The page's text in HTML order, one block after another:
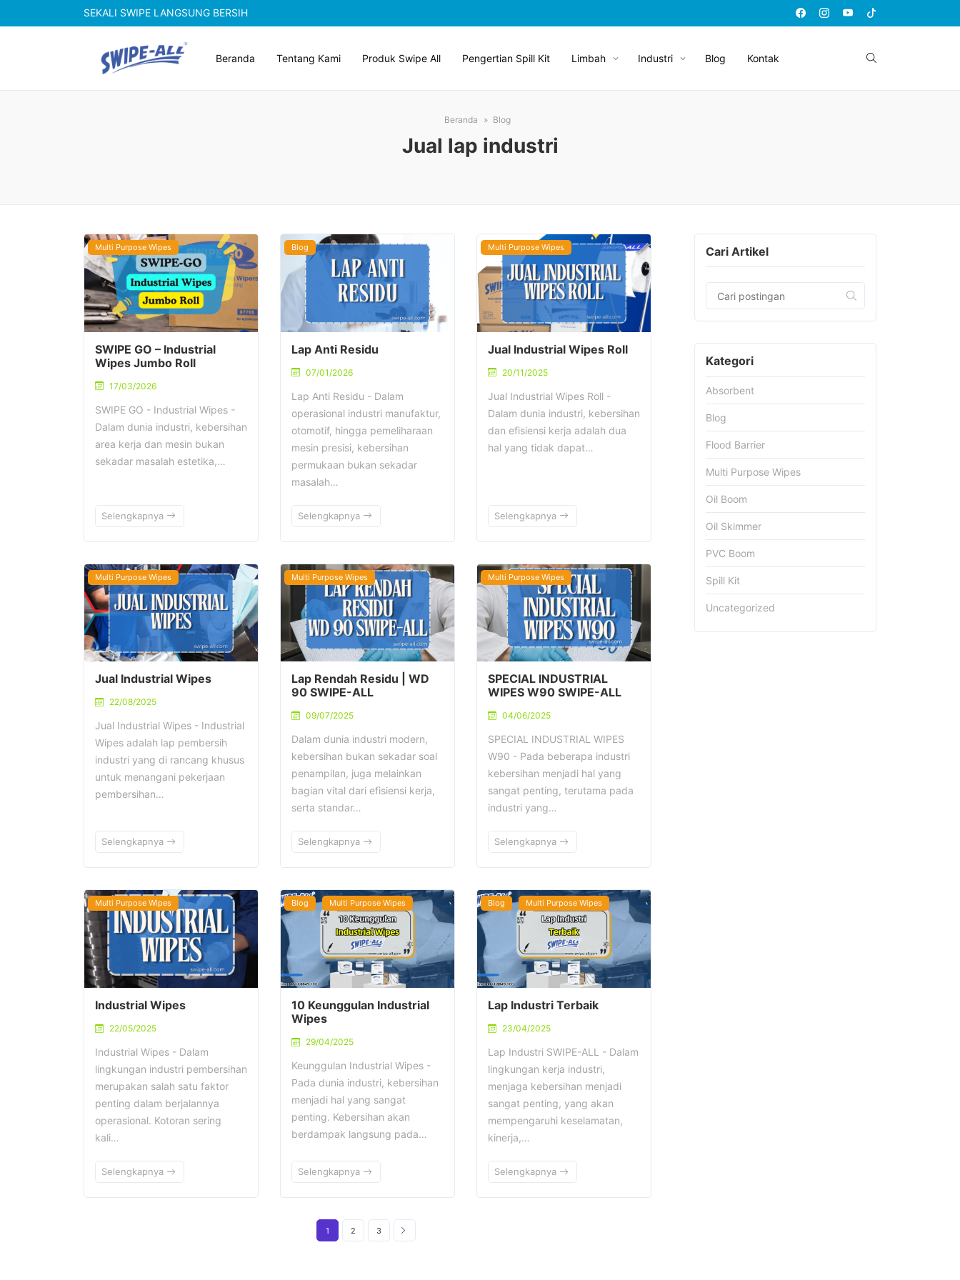
SEKALI SWIPE LANGSUNG BERSIH
Beranda Tentang Kami Produk Swipe All Pengertian Spill Kit Limbah Industri Blog Kontak
Beranda Blog
Jual lap industri
Multi Purpose Wipes
SWIPE GO – Industrial
Wipes Jumbo Roll
17/03/2026
SWIPE GO - Industrial Wipes -
Dalam dunia industri, kebersihan
area kerja dan mesin bukan
sekadar masalah estetika,…
Selengkapnya
Blog
Lap Anti Residu
07/01/2026
Lap Anti Residu - Dalam
operasional industri manufaktur,
otomotif, hingga pemeliharaan
mesin presisi, kebersihan
permukaan bukan sekadar
masalah…
Selengkapnya
Multi Purpose Wipes
Jual Industrial Wipes Roll
20/11/2025
Jual Industrial Wipes Roll -
Dalam dunia industri, kebersihan
dan efisiensi kerja adalah dua
hal yang tidak dapat…
Selengkapnya
Multi Purpose Wipes
Jual Industrial Wipes
22/08/2025
Jual Industrial Wipes - Industrial
Wipes adalah lap pembersih
industri yang di rancang khusus
untuk menangani pekerjaan
pembersihan…
Selengkapnya
Multi Purpose Wipes
Lap Rendah Residu | WD
90 SWIPE-ALL
09/07/2025
Dalam dunia industri modern,
kebersihan bukan sekadar soal
penampilan, juga melainkan
bagian vital dari efisiensi kerja,
serta standar…
Selengkapnya
Multi Purpose Wipes
SPECIAL INDUSTRIAL
WIPES W90 SWIPE-ALL
04/06/2025
SPECIAL INDUSTRIAL WIPES
W90 - Pada beberapa industri
kebersihan menjadi hal yang
sangat penting, terutama pada
industri yang…
Selengkapnya
Multi Purpose Wipes
Industrial Wipes
22/05/2025
Industrial Wipes - Dalam
lingkungan industri pembersihan
merupakan salah satu faktor
penting dalam berjalannya
operasional. Kotoran sering
kali…
Selengkapnya
Blog Multi Purpose Wipes
10 Keunggulan Industrial
Wipes
29/04/2025
Keunggulan Industrial Wipes -
Pada dunia industri, kebersihan
menjadi hal yang sangat
penting. Kebersihan akan
berdampak langsung pada…
Selengkapnya
Blog Multi Purpose Wipes
Lap Industri Terbaik
23/04/2025
Lap Industri SWIPE-ALL - Dalam
lingkungan kerja industri,
menjaga kebersihan menjadi
sangat penting, yang akan
mempengaruhi keselamatan,
kinerja,…
Selengkapnya
1 2 3
Cari Artikel
Kategori
Absorbent
Blog
Flood Barrier
Multi Purpose Wipes
Oil Boom
Oil Skimmer
PVC Boom
Spill Kit
Uncategorized